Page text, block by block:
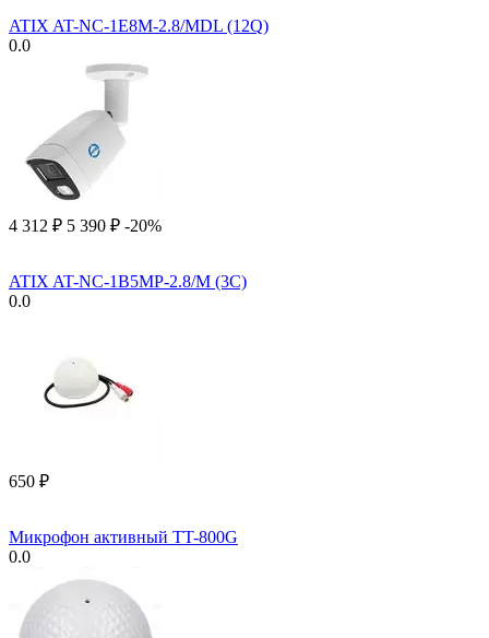
ATIX AT-NC-1E8M-2.8/MDL (12Q)
0.0
4 312 ₽ 5 390 ₽ -20%
ATIX AT-NC-1B5MP-2.8/M (3C)
0.0
‍650‍ ₽
Микрофон активный TT-800G
0.0